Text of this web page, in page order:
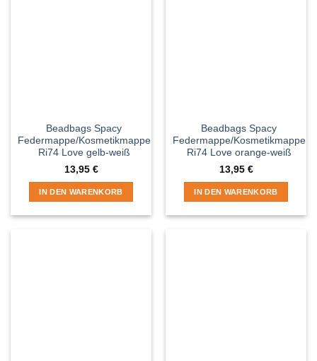
Beadbags Spacy
Federmappe/Kosmetikmappe
Ri74 Love gelb-weiß
13,95 €
IN DEN WARENKORB
Beadbags Spacy
Federmappe/Kosmetikmappe
Ri74 Love orange-weiß
13,95 €
IN DEN WARENKORB